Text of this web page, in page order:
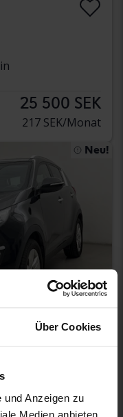
Über Cookies
und Anzeigen zu
Medien anbieten
25 500 SEK
217 SEK/Monat
Neu!